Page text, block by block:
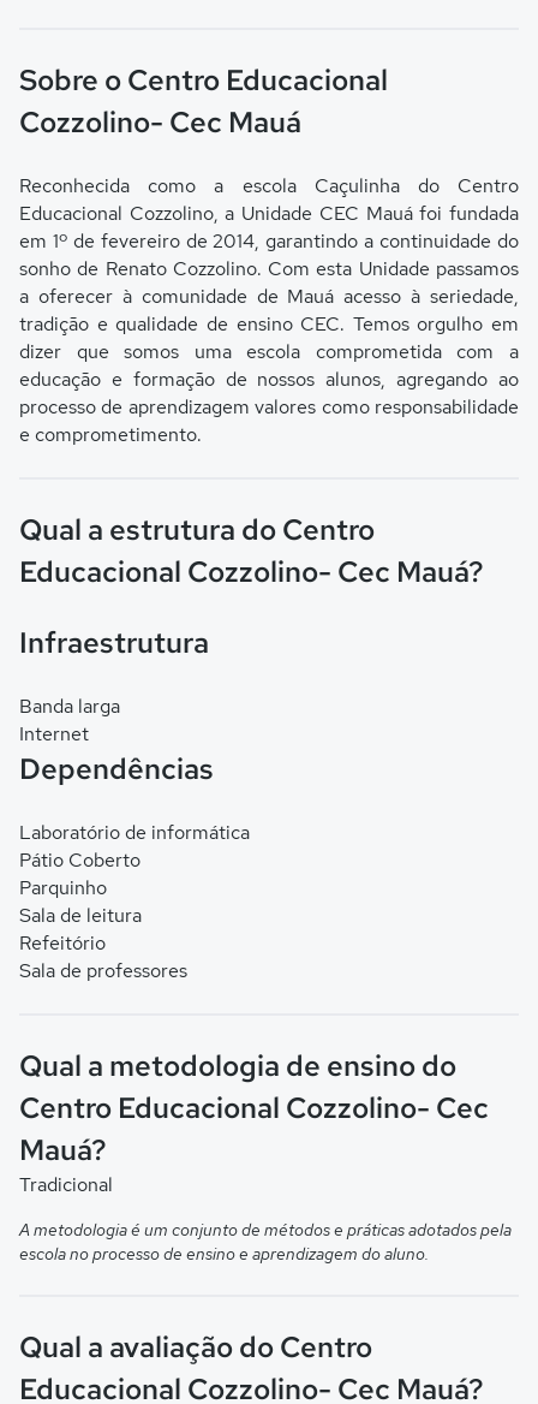
Sobre o Centro Educacional
Cozzolino- Cec Mauá
Reconhecida como a escola Caçulinha do Centro
Educacional Cozzolino, a Unidade CEC Mauá foi fundada
em 1º de fevereiro de 2014, garantindo a continuidade do
sonho de Renato Cozzolino. Com esta Unidade passamos
a oferecer à comunidade de Mauá acesso à seriedade,
tradição e qualidade de ensino CEC. Temos orgulho em
dizer que somos uma escola comprometida com a
educação e formação de nossos alunos, agregando ao
processo de aprendizagem valores como responsabilidade
e comprometimento.
Qual a estrutura do Centro
Educacional Cozzolino- Cec Mauá?
Infraestrutura
Banda larga
Internet
Dependências
Laboratório de informática
Pátio Coberto
Parquinho
Sala de leitura
Refeitório
Sala de professores
Qual a metodologia de ensino do
Centro Educacional Cozzolino- Cec
Mauá?
Tradicional
A metodologia é um conjunto de métodos e práticas adotados pela
escola no processo de ensino e aprendizagem do aluno.
Qual a avaliação do Centro
Educacional Cozzolino- Cec Mauá?